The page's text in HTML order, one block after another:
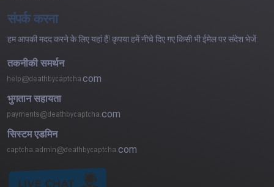
संपर्क करना
हम आपकी मदद करने के लिए यहां हैं! कृपया हमें नीचे दिए गए किसी भी ईमेल पर संदेश भेजें:
तकनीकी समर्थन
com
भुगतान सहायता
com
सिस्टम एडमिन
com